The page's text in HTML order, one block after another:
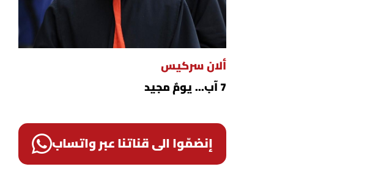
ألان سركيس
7 آب... يومٌ مجيد
إنضمّوا الى قناتنا عبر واتساب